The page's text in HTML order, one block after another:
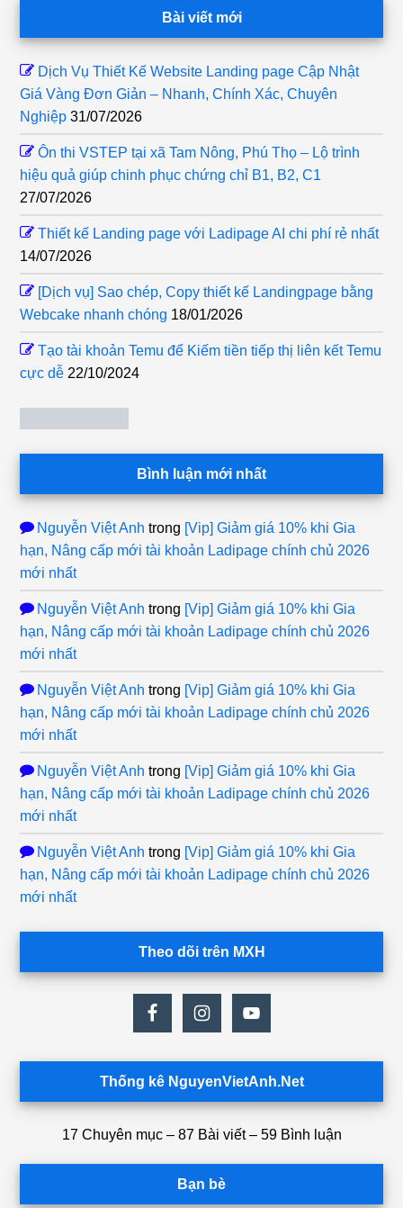
Bài viết mới
Dịch Vụ Thiết Kế Website Landing page Cập Nhật
Giá Vàng Đơn Giản – Nhanh, Chính Xác, Chuyên
Nghiệp 31/07/2026
Ôn thi VSTEP tại xã Tam Nông, Phú Thọ – Lộ trình
hiệu quả giúp chinh phục chứng chỉ B1, B2, C1
27/07/2026
Thiết kế Landing page với Ladipage AI chi phí rẻ nhất
14/07/2026
[Dịch vụ] Sao chép, Copy thiết kế Landingpage bằng
Webcake nhanh chóng 18/01/2026
Tạo tài khoản Temu để Kiếm tiền tiếp thị liên kết Temu
cực dễ 22/10/2024
Bình luận mới nhất
Nguyễn Việt Anh trong [Vip] Giảm giá 10% khi Gia
hạn, Nâng cấp mới tài khoản Ladipage chính chủ 2026
mới nhất
Nguyễn Việt Anh trong [Vip] Giảm giá 10% khi Gia
hạn, Nâng cấp mới tài khoản Ladipage chính chủ 2026
mới nhất
Nguyễn Việt Anh trong [Vip] Giảm giá 10% khi Gia
hạn, Nâng cấp mới tài khoản Ladipage chính chủ 2026
mới nhất
Nguyễn Việt Anh trong [Vip] Giảm giá 10% khi Gia
hạn, Nâng cấp mới tài khoản Ladipage chính chủ 2026
mới nhất
Nguyễn Việt Anh trong [Vip] Giảm giá 10% khi Gia
hạn, Nâng cấp mới tài khoản Ladipage chính chủ 2026
mới nhất
Theo dõi trên MXH
Thống kê NguyenVietAnh.Net
17 Chuyên mục – 87 Bài viết – 59 Bình luận
Bạn bè